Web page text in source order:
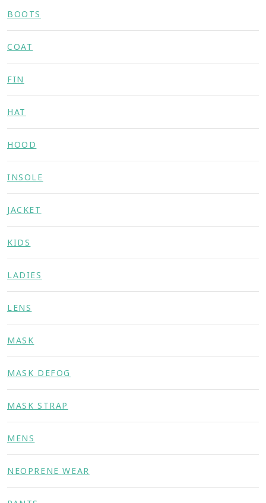
BOOTS
COAT
FIN
HAT
HOOD
INSOLE
JACKET
KIDS
LADIES
LENS
MASK
MASK DEFOG
MASK STRAP
MENS
NEOPRENE WEAR